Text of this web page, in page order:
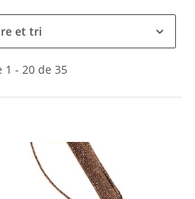
et tri
1 - 20 de 35